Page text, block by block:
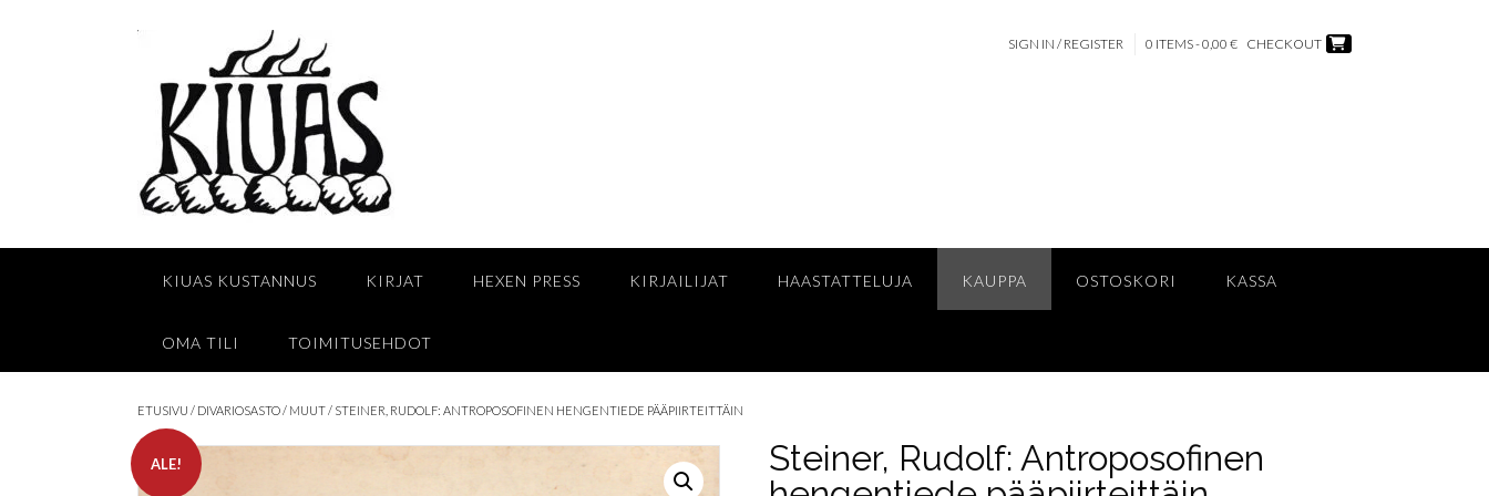
SIGN IN / REGISTER 0 ITEMS - 0,00 € CHECKOUT
KIUAS KUSTANNUS KIRJAT HEXEN PRESS KIRJAILIJAT HAASTATTELUJA KAUPPA OSTOSKORI KASSA
OMA TILI TOIMITUSEHDOT
ETUSIVU / DIVARIOSASTO/ MUUT/ STEINER, RUDOLF: ANTROPOSOFINEN HENGENTIEDE PÄÄPIIRTEITTÄIN
ALE!
Steiner, Rudolf: Antroposofinen